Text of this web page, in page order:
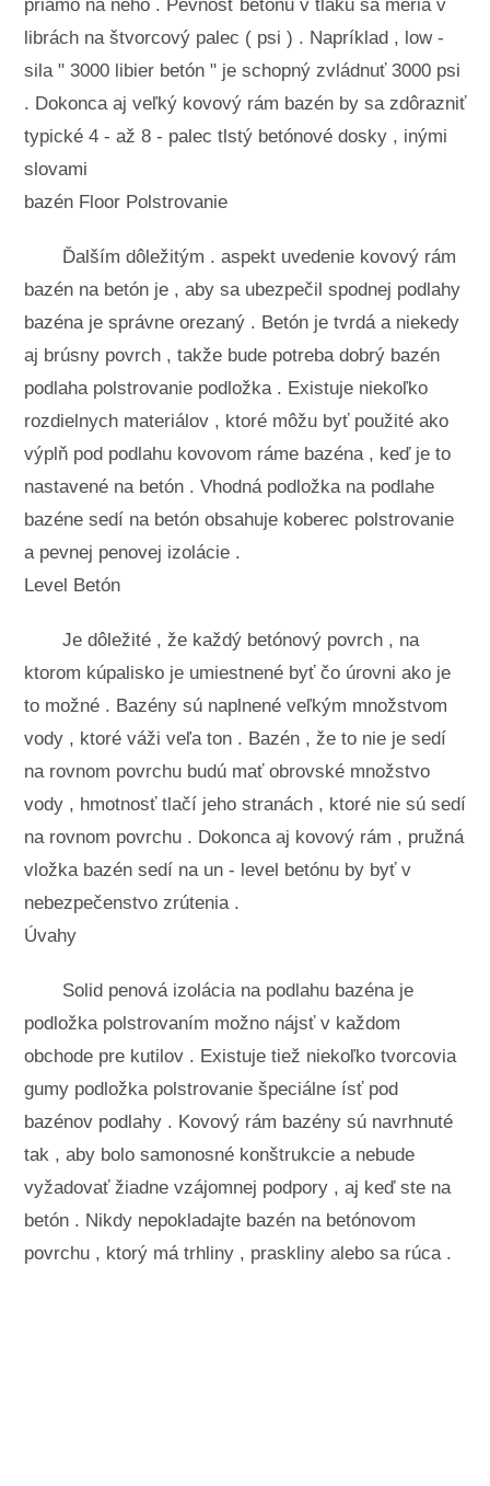
priamo na neho . Pevnosť betónu v tlaku sa meria v
librách na štvorcový palec ( psi ) . Napríklad , low -
sila " 3000 libier betón " je schopný zvládnuť 3000 psi
. Dokonca aj veľký kovový rám bazén by sa zdôrazniť
typické 4 - až 8 - palec tlstý betónové dosky , inými
slovami
bazén Floor Polstrovanie
Ďalším dôležitým . aspekt uvedenie kovový rám
bazén na betón je , aby sa ubezpečil spodnej podlahy
bazéna je správne orezaný . Betón je tvrdá a niekedy
aj brúsny povrch , takže bude potreba dobrý bazén
podlaha polstrovanie podložka . Existuje niekoľko
rozdielnych materiálov , ktoré môžu byť použité ako
výplň pod podlahu kovovom ráme bazéna , keď je to
nastavené na betón . Vhodná podložka na podlahe
bazéne sedí na betón obsahuje koberec polstrovanie
a pevnej penovej izolácie .
Level Betón
Je dôležité , že každý betónový povrch , na
ktorom kúpalisko je umiestnené byť čo úrovni ako je
to možné . Bazény sú naplnené veľkým množstvom
vody , ktoré váži veľa ton . Bazén , že to nie je sedí
na rovnom povrchu budú mať obrovské množstvo
vody , hmotnosť tlačí jeho stranách , ktoré nie sú sedí
na rovnom povrchu . Dokonca aj kovový rám , pružná
vložka bazén sedí na un - level betónu by byť v
nebezpečenstvo zrútenia .
Úvahy
Solid penová izolácia na podlahu bazéna je
podložka polstrovaním možno nájsť v každom
obchode pre kutilov . Existuje tiež niekoľko tvorcovia
gumy podložka polstrovanie špeciálne ísť pod
bazénov podlahy . Kovový rám bazény sú navrhnuté
tak , aby bolo samonosné konštrukcie a nebude
vyžadovať žiadne vzájomnej podpory , aj keď ste na
betón . Nikdy nepokladajte bazén na betónovom
povrchu , ktorý má trhliny , praskliny alebo sa rúca .